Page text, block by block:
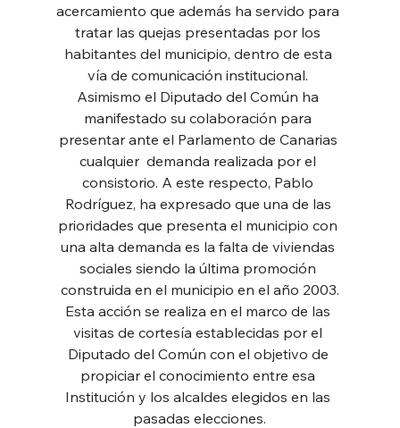
acercamiento que además ha servido para
tratar las quejas presentadas por los
habitantes del municipio, dentro de esta
vía de comunicación institucional.
Asimismo el Diputado del Común ha
manifestado su colaboración para
presentar ante el Parlamento de Canarias
cualquier  demanda realizada por el
consistorio. A este respecto, Pablo
Rodríguez, ha expresado que una de las
prioridades que presenta el municipio con
una alta demanda es la falta de viviendas
sociales siendo la última promoción
construida en el municipio en el año 2003.
Esta acción se realiza en el marco de las
visitas de cortesía establecidas por el
Diputado del Común con el objetivo de
propiciar el conocimiento entre esa
Institución y los alcaldes elegidos en las
pasadas elecciones.